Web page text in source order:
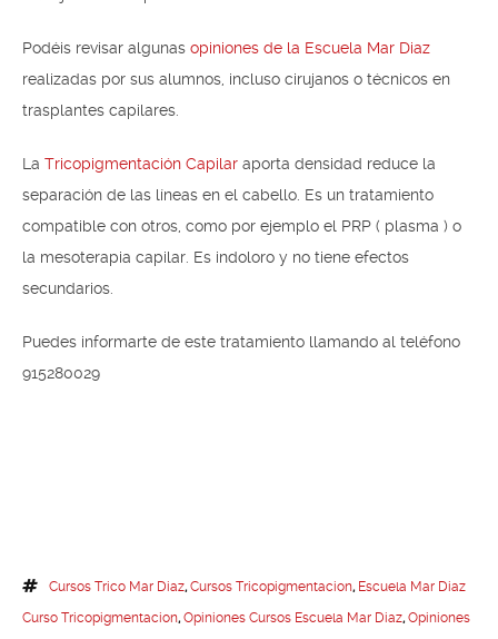
Podéis revisar algunas opiniones de la Escuela Mar Diaz
realizadas por sus alumnos, incluso cirujanos o técnicos en
trasplantes capilares.
La Tricopigmentación Capilar aporta densidad reduce la
separación de las líneas en el cabello. Es un tratamiento
compatible con otros, como por ejemplo el PRP ( plasma ) o
la mesoterapia capilar. Es indoloro y no tiene efectos
secundarios.
Puedes informarte de este tratamiento llamando al teléfono
915280029
Cursos Trico Mar Diaz,Cursos Tricopigmentacion, Escuela Mar Diaz
Curso Tricopigmentacion,Opiniones Cursos Escuela Mar Diaz,Opiniones